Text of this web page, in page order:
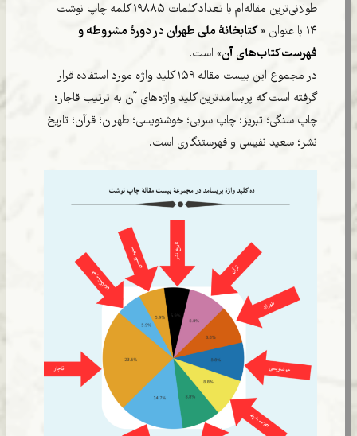
طولانی‌ترین مقاله‌ام با تعداد کلمات ۱۹۸۸۵ کلمه چاپ نوشت
۱۴ با عنوان «
کتابخانۀ ملی طهران در دورۀ مشروطه و
فهرست کتاب‌های آن» است.
در مجموع این بیست مقاله ۱۵۹ کلید واژه مورد استفاده قرار
گرفته است که پربسامدترین کلید واژه‌های آن به ترتیب قاجار؛
چاپ سنگی؛ تبریز؛ چاپ سربی؛ خوشنویسی؛ طهران؛ قرآن؛ تاریخ
نشر؛ سعید نفیسی و فهرستنگاری است.